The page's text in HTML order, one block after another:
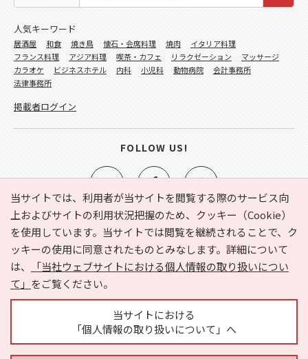
当サイトでは、利用者が当サイトを閲覧する際のサービス向
上およびサイトの利用状況把握のため、クッキー（Cookie）
を使用しています。当サイトでは閲覧を継続されることで、ク
ッキーの使用に同意されたものとみなします。詳細について
は、
「当社ウェブサイトにおける個人情報の取り扱いについ
て」 をご覧ください。
当サイトにおける
「個人情報の取り扱いについて」へ
e-NAVITA（イーナビタ）とは？ お気に入り
ヘルプ
利用規約
個人情報の取り扱いについて
運営会社
サイトマップ
広告掲載に関するお問い合わせ
人気キーワード
居酒屋 和食 焼き鳥 懐石・会席料理 焼肉
イタリア料理
フランス料理
アジア料理 喫茶・カフェ リラクゼーション
マッサージ
カラオケ
ビジネスホテル 内科 小児科 動物病院
会計事務所
法律事務所
掲載者ログイン
FOLLOW US!